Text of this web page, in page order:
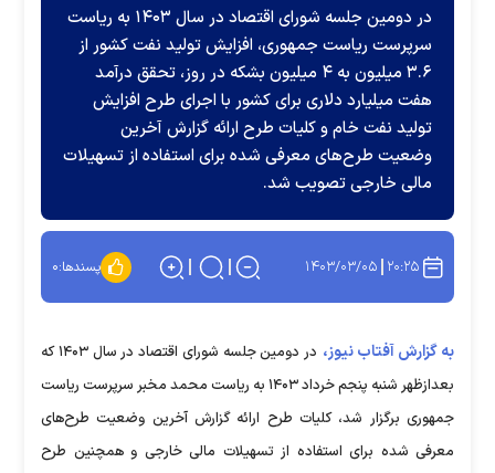
در دومین جلسه شورای اقتصاد در سال ۱۴۰۳ به ریاست
سرپرست ریاست جمهوری، افزایش تولید نفت کشور از
۳.۶ میلیون به ۴ میلیون بشکه در روز، تحقق درآمد
هفت میلیارد دلاری برای کشور با اجرای طرح افزایش
تولید نفت خام و کلیات طرح ارائه گزارش آخرین
وضعیت طرح‌های معرفی شده برای استفاده از تسهیلات
مالی خارجی تصویب شد.
۲۰:۲۵ ۱۴۰۳/۰۳/۰۵ پسندها:۰
به گزارش آفتاب نیوز،
در دومین جلسه شورای اقتصاد در سال ۱۴۰۳ که
بعدازظهر شنبه پنجم خرداد ۱۴۰۳ به ریاست محمد مخبر سرپرست ریاست
جمهوری برگزار شد، کلیات طرح ارائه گزارش آخرین وضعیت طرح‌های
معرفی شده برای استفاده از تسهیلات مالی خارجی و همچنین طرح